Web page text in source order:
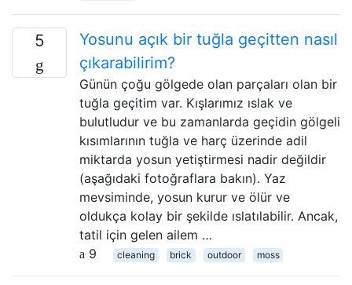
5
Yosunu açık bir tuğla geçitten nasıl
çıkarabilirim?
Günün çoğu gölgede olan parçaları olan bir
tuğla geçitim var. Kışlarımız ıslak ve
bulutludur ve bu zamanlarda geçidin gölgeli
kısımlarının tuğla ve harç üzerinde adil
miktarda yosun yetiştirmesi nadir değildir
(aşağıdaki fotoğraflara bakın). Yaz
mevsiminde, yosun kurur ve ölür ve
oldukça kolay bir şekilde ıslatılabilir. Ancak,
tatil için gelen ailem …
9
cleaning brick outdoor moss